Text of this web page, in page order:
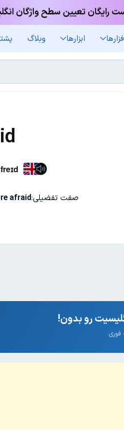
رایگان تعیین سطح واژگان
ابزارها وبلاگ
صفت تفضیلی:afraid
رو بدون!